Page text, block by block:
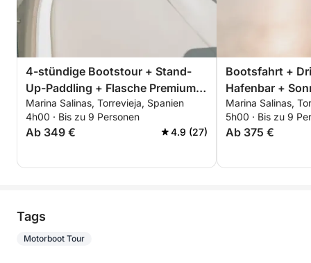
4-stündige Bootstour + Stand-
Up-Paddling + Flasche Premium-
Cava - ALLES INKLUSIVE
Marina Salinas, Torrevieja, Spanien
4h00 · Bis zu 9 Personen
Ab 349 € 4.9 (27)
Bootsfahrt +
Hafenbar +
dem Salzsee
Marina Salinas,
5h00 · Bis zu 9
Ab 375 €
Tags
Motorboot Tour